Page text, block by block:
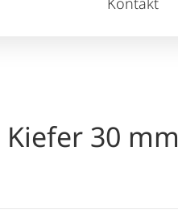
30 mm